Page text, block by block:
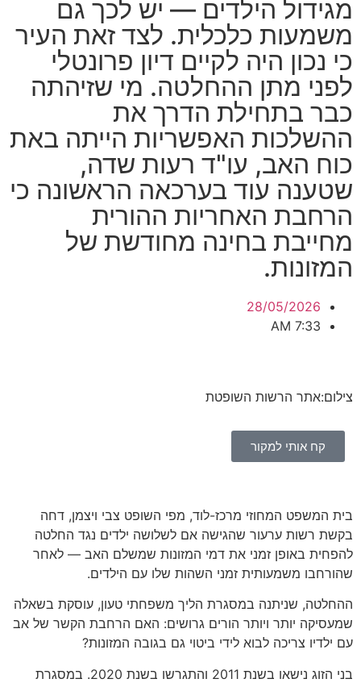
מגידול הילדים — יש לכך גם
משמעות כלכלית. לצד זאת העיר
כי נכון היה לקיים דיון פרונטלי
לפני מתן ההחלטה. מי שזיהתה
כבר בתחילת הדרך את
ההשלכות האפשריות הייתה באת
כוח האב, עו"ד רעות שדה,
שטענה עוד בערכאה הראשונה כי
הרחבת האחריות ההורית
מחייבת בחינה מחודשת של
המזונות.
28/05/2026
7:33 AM
צילום:אתר הרשות השופטת
קח אותי למקור
בית המשפט המחוזי מרכז-לוד, מפי השופט צבי ויצמן, דחה
בקשת רשות ערעור שהגישה אם לשלושה ילדים נגד החלטה
להפחית באופן זמני את דמי המזונות שמשלם האב — לאחר
שהורחבו משמעותית זמני השהות שלו עם הילדים.
ההחלטה, שניתנה במסגרת הליך משפחתי טעון, עוסקת בשאלה
שמעסיקה יותר ויותר הורים גרושים: האם הרחבת הקשר של אב
עם ילדיו צריכה לבוא לידי ביטוי גם בגובה המזונות?
בני הזוג נישאו בשנת 2011 והתגרשו בשנת 2020. במסגרת